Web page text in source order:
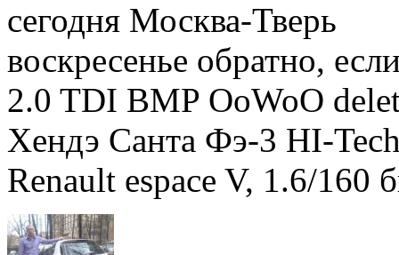
сегодня Москва-Тверь
воскресенье обратно,
2.0 TDI BMP OoWoO
Хендэ Санта Фэ-3 HI-
Renault espace V, 1.6/160